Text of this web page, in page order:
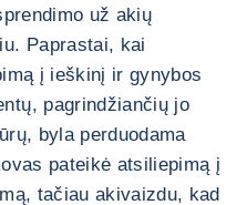
už akių
Paprastai, kai
į ieškinį ir gynybos
pagrindžiančių jo
byla perduodama
pateikė atsiliepimą į
tačiau akivaizdu, kad